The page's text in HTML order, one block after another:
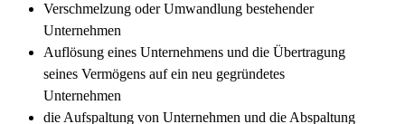
Verschmelzung oder Umwandlung bestehender
Unternehmen
Auflösung eines Unternehmens und die Übertragung
seines Vermögens auf ein neu gegründetes
Unternehmen
die Aufspaltung von Unternehmen und die Abspaltung